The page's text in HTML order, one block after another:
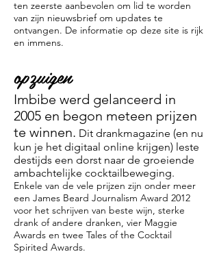
ten zeerste aanbevolen om lid te worden
van zijn nieuwsbrief om updates te
ontvangen. De informatie op deze site is rijk
en immens.
opzuigen
Imbibe werd gelanceerd in
2005 en begon meteen prijzen
te winnen. Dit drankmagazine (en nu
kun je het digitaal online krijgen) leste
destijds een dorst naar de groeiende
ambachtelijke cocktailbeweging.
Enkele van de vele prijzen zijn onder meer
een James Beard Journalism Award 2012
voor het schrijven van beste wijn, sterke
drank of andere dranken, vier Maggie
Awards en twee Tales of the Cocktail
Spirited Awards.